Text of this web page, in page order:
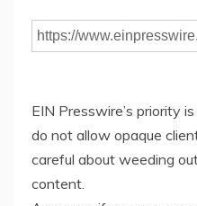
EIN Presswire’s priority
do not allow opaque
careful about weeding
content.